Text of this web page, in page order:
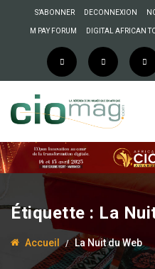
S’ABONNER DECONNEXION
M PAY FORUM DIGITAL AFRICAN
Étiquette : La
Accueil La Nuit du Web
17 août 2017